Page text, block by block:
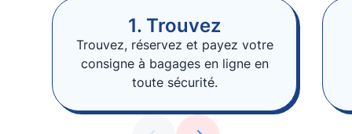
1. Trouvez
Trouvez, réservez et payez votre
consigne à bagages en ligne en
toute sécurité.